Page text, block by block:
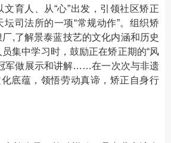
文育人、从“心”出发，引领社区矫正
坛司法所的一项“常规动作”。组织矫
,了解景泰蓝技艺的文化内涵和历史
集中学习时，鼓励正在矫正期的“风
军做展示和讲解……在一次次与非遗
化底蕴，领悟劳动真谛，矫正自身行